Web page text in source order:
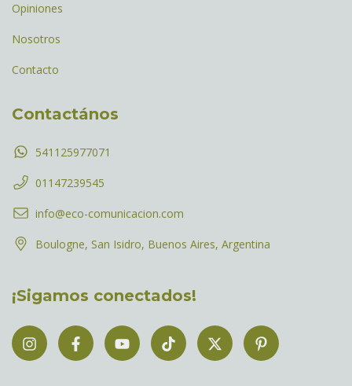
Opiniones
Nosotros
Contacto
Contactános
541125977071
01147239545
info@eco-comunicacion.com
Boulogne, San Isidro, Buenos Aires, Argentina
¡Sigamos conectados!